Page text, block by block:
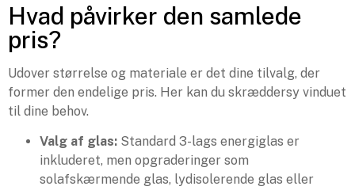
Hvad påvirker den samlede
pris?
Udover størrelse og materiale er det dine tilvalg, der
former den endelige pris. Her kan du skræddersy vinduet
til dine behov.
Valg af glas: Standard 3-lags energiglas er
inkluderet, men opgraderinger som
solafskærmende glas, lydisolerende glas eller